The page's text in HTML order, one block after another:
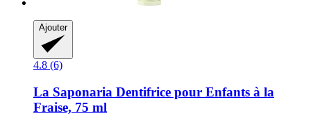
Ajouter
4.8 (6)
La Saponaria Dentifrice pour Enfants à la
Fraise, 75 ml